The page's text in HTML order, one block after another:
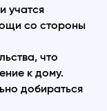
учатся
со стороны
что
к дому.
добираться